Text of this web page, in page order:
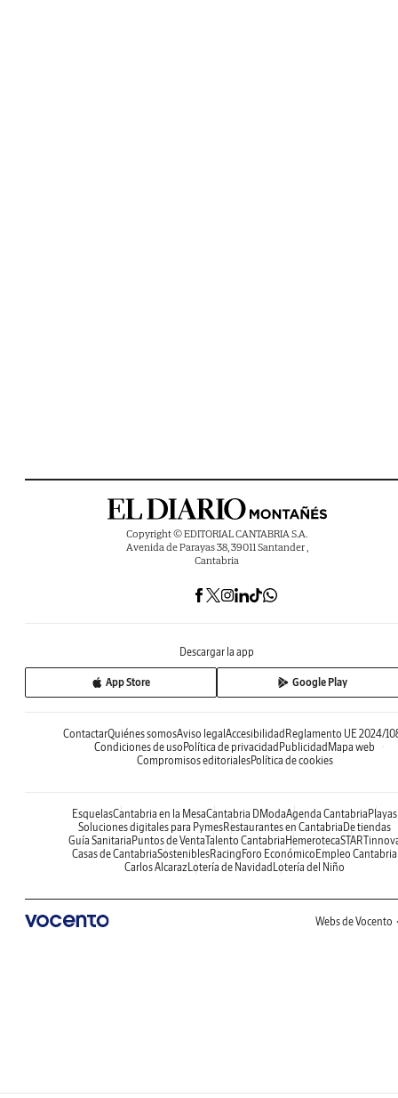
Copyright © EDITORIAL CANTABRIA S.A.
Avenida de Parayas 38, 39011 Santander ,
Cantabria
Descargar la app
App Store Google Play
ContactarQuiénes somosAviso legalAccesibilidadReglamento UE 2024/
Condiciones de usoPolítica de privacidadPublicidadMapa web
Compromisos editorialesPolítica de cookies
EsquelasCantabria en la MesaCantabria DModaAgenda CantabriaPlayas
Soluciones digitales para PymesRestaurantes en CantabriaDe tiendas
Guía SanitariaPuntos de VentaTalento CantabriaHemeroteca
Casas de CantabriaSosteniblesRacingForo EconómicoEmpleo Cantabria
Carlos AlcarazLotería de NavidadLotería del Niño
Webs de Vocento